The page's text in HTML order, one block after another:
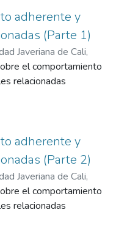
adherente y
(Parte 1)
Javeriana de Cali,
Diego Emiro
el comportamiento
relacionadas
adherente y
(Parte 2)
Javeriana de Cali,
Diego Emiro
el comportamiento
relacionadas